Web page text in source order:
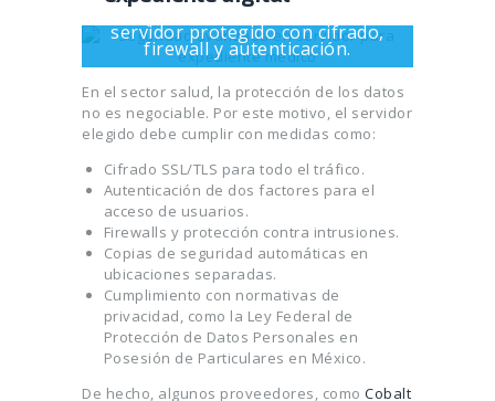
servidor protegido con cifrado,
firewall y autenticación.
En el sector salud, la protección de los datos
no es negociable. Por este motivo, el servidor
elegido debe cumplir con medidas como:
Cifrado SSL/TLS para todo el tráfico.
Autenticación de dos factores para el
acceso de usuarios.
Firewalls y protección contra intrusiones.
Copias de seguridad automáticas en
ubicaciones separadas.
Cumplimiento con normativas de
privacidad, como la Ley Federal de
Protección de Datos Personales en
Posesión de Particulares en México.
De hecho, algunos proveedores, como Cobalt